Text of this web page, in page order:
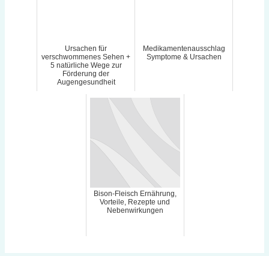
Ursachen für
verschwommenes Sehen +
5 natürliche Wege zur
Förderung der
Augengesundheit
Medikamentenausschlag
Symptome & Ursachen
Bison-Fleisch Ernährung,
Vorteile, Rezepte und
Nebenwirkungen